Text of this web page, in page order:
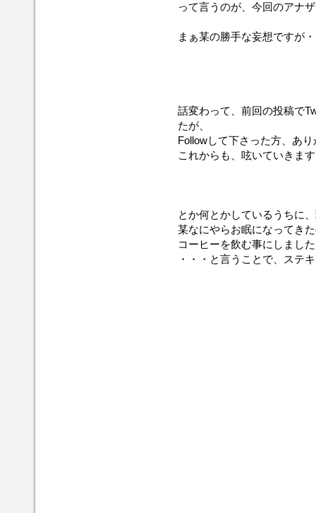
って言うのが、今回のアナ
まぁ某の勝手な妄想ですが
話変わって、前回の投稿で
たが、
Followして下さった方、あ
これからも、呟いていきま
とか何とかしているうちに
某なにやらお眠になってき
コーヒーを飲む事にしまし
・・・と言うことで、ステ